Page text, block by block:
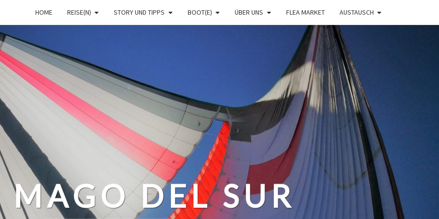
HOME REISE(N) STORY UND TIPPS BOOT(E) ÜBER UNS FLEA MARKET AUSTAUSCH
MAGO DEL SUR